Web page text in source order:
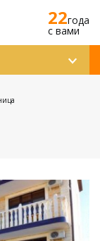
22года
c вами